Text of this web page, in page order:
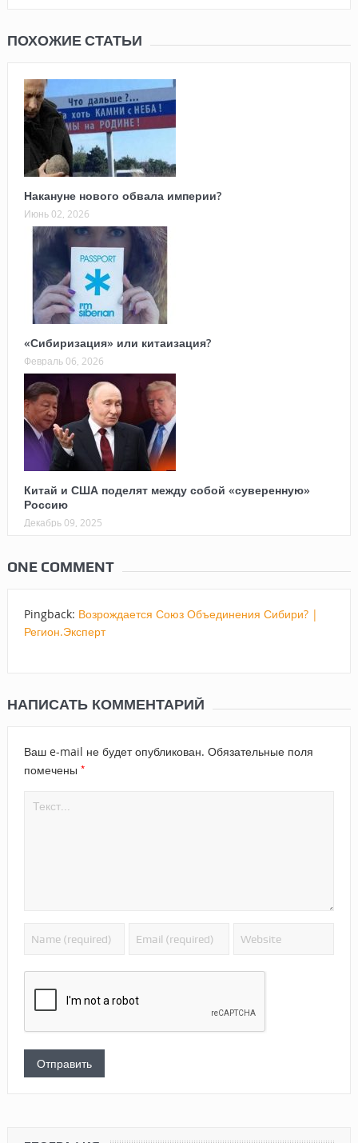
ПОХОЖИЕ СТАТЬИ
Накануне нового обвала империи?
Июнь 02, 2026
«Сибиризация» или китаизация?
Февраль 06, 2026
Китай и США поделят между собой «суверенную»
Россию
Декабрь 09, 2025
ONE COMMENT
Pingback: Возрождается Союз Объединения Сибири? |
Регион.Эксперт
НАПИСАТЬ КОММЕНТАРИЙ
Ваш e-mail не будет опубликован. Обязательные поля
помечены *